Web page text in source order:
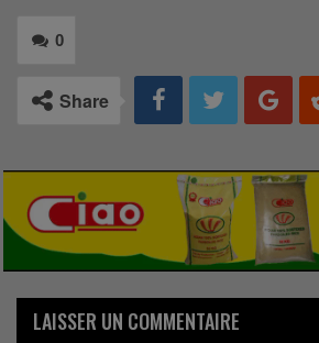
0
Share
LAISSER UN COMMENTAIRE